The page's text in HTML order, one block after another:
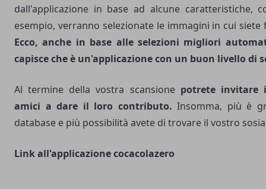
dall'applicazione in base ad alcune caratteristiche,
esempio, verranno selezionate le immagini in cui siete
Ecco, anche in base alle selezioni migliori
capisce che è un'applicazione con un buon livello di
Al termine della vostra scansionepotrete invitare
amici a dare il loro contributo. Insomma, più è
database e più possibilità avete di trovare il vostro
Link all'applicazionecocacolazero